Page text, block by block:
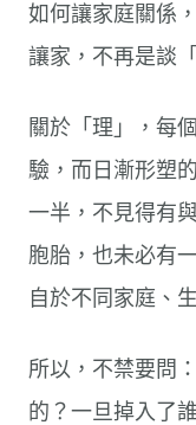
如何讓家庭關係
讓家，不再是談
關於「理」，每
驗，而日漸形塑
一半，不見得有
胞胎，也未必有
自於不同家庭、
所以，不禁要問
的？一旦掉入了